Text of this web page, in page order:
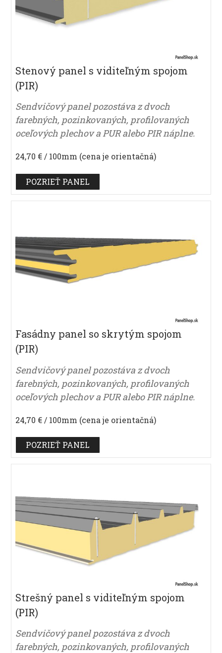
Stenový panel s viditeľným spojom
(PIR)
Sendvičový panel pozostáva z dvoch
farebných, pozinkovaných, profilovaných
oceľových plechov a PUR alebo PIR náplne.
24,70 € / 100mm (cena je orientačná)
POZRIEŤ PANEL
Fasádny panel so skrytým spojom
(PIR)
Sendvičový panel pozostáva z dvoch
farebných, pozinkovaných, profilovaných
oceľových plechov a PUR alebo PIR náplne.
24,70 € / 100mm (cena je orientačná)
POZRIEŤ PANEL
Strešný panel s viditeľným spojom
(PIR)
Sendvičový panel pozostáva z dvoch
farebných, pozinkovaných, profilovaných